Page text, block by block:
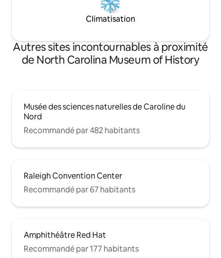
Climatisation
Autres sites incontournables à proximité
de North Carolina Museum of History
Musée des sciences naturelles de Caroline du
Nord
Recommandé par 482 habitants
Raleigh Convention Center
Recommandé par 67 habitants
Amphithéâtre Red Hat
Recommandé par 177 habitants